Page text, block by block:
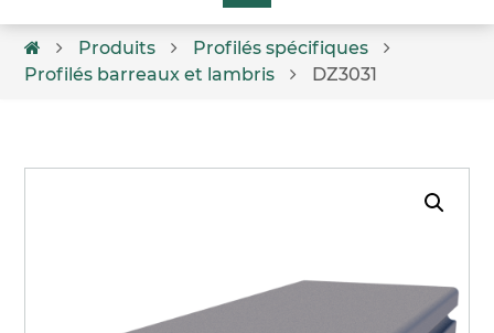
Produits
Profilés spécifiques
Profilés barreaux et lambris
DZ3031